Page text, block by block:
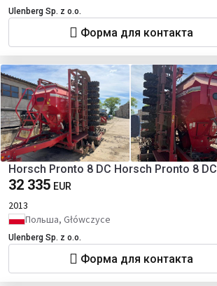
Ulenberg Sp. z o.o.
Форма для контакта
Horsch Pronto 8 DC Horsch Pronto 8 DC
32 335 EUR
2013
Польша, Główczyce
Ulenberg Sp. z o.o.
Форма для контакта